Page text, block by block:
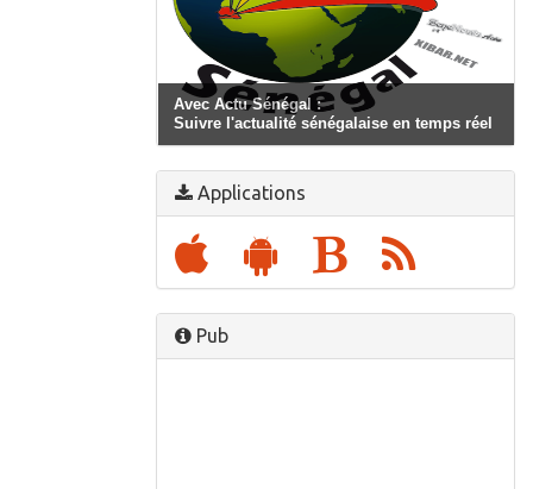
Avec Actu Sénégal :
Suivre l'actualité sénégalaise en temps réel
Applications
Pub